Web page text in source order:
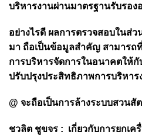
บริหารงานผ่านมาตรฐานรับรอง
อย่างไรดี ผลการตรวจสอบในส่
มา ถือเป็นข้อมูลสำคัญ สามารถ
การบริหารจัดการในอนาคตให้
ปรับปรุงประสิทธิภาพการบริหา
@ จะถือเป็นการล้างระบบสวนสั
ชวลิต ชูขจร : เกี่ยวกับการยกเค